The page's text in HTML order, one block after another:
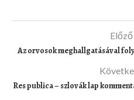
Az orvosok meghallgatásával
Res publica – szlovák lap